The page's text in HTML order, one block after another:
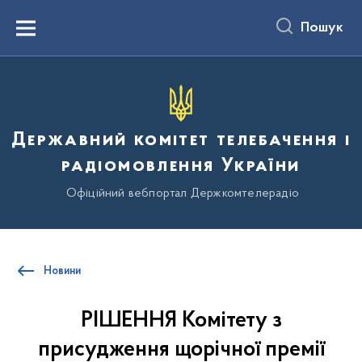
вмістуMenu Пошук
Державний комітет телебачення і
радіомовлення України
Офіційний вебпортал Держкомтелерадіо
Новини
РІШЕННЯ Комітету з
присудження щорічної премії